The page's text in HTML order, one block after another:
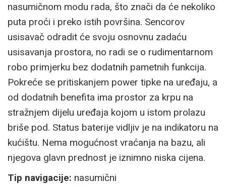
nasumičnom modu rada, što znači da će nekoliko
puta proći i preko istih površina. Sencorov
usisavač odradit će svoju osnovnu zadaću
usisavanja prostora, no radi se o rudimentarnom
robo primjerku bez dodatnih pametnih funkcija.
Pokreće se pritiskanjem power tipke na uređaju, a
od dodatnih benefita ima prostor za krpu na
stražnjem dijelu uređaja kojom u istom prolazu
briše pod. Status baterije vidljiv je na indikatoru na
kućištu. Nema mogućnost vraćanja na bazu, ali
njegova glavn prednost je iznimno niska cijena.
Tip navigacije: nasumični